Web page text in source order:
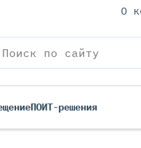
О
ПОИТ-решения